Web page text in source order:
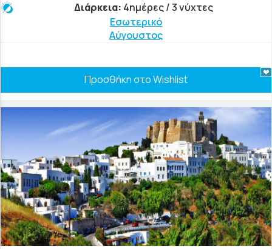
Διάρκεια: 4ημέρες / 3 νύχτες
Εσωτερικό
Αύγουστος
Προσθήκη στο Wishlist